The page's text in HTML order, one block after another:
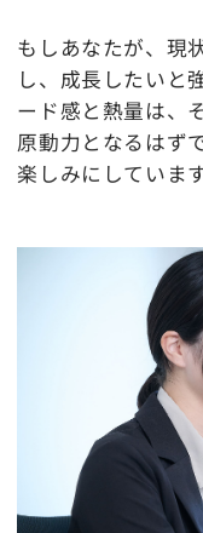
もしあなたが、現
し、成長したいと
ード感と熱量は、
原動力となるはず
楽しみにしています